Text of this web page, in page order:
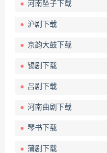
河南坠子下载
沪剧下载
京韵大鼓下载
锡剧下载
吕剧下载
河南曲剧下载
琴书下载
蒲剧下载